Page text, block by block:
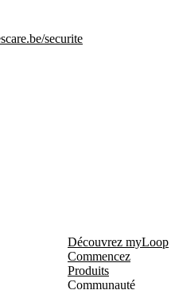
securite
Découvrez myLoop
Commencez
Produits
Communauté